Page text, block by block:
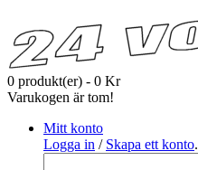
0 produkt(er) - 0 Kr
Varukogen är tom!
Mitt konto
Logga in / Skapa ett konto.